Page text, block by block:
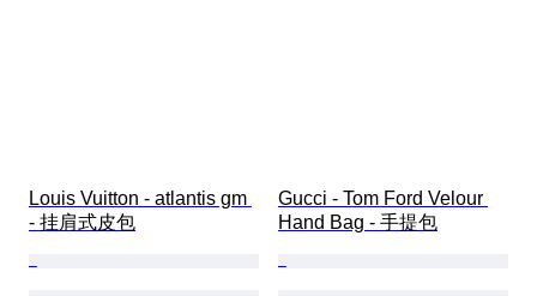
Louis Vuitton - atlantis gm
- 挂肩式皮包
Gucci - Tom Ford Velour
Hand Bag - 手提包